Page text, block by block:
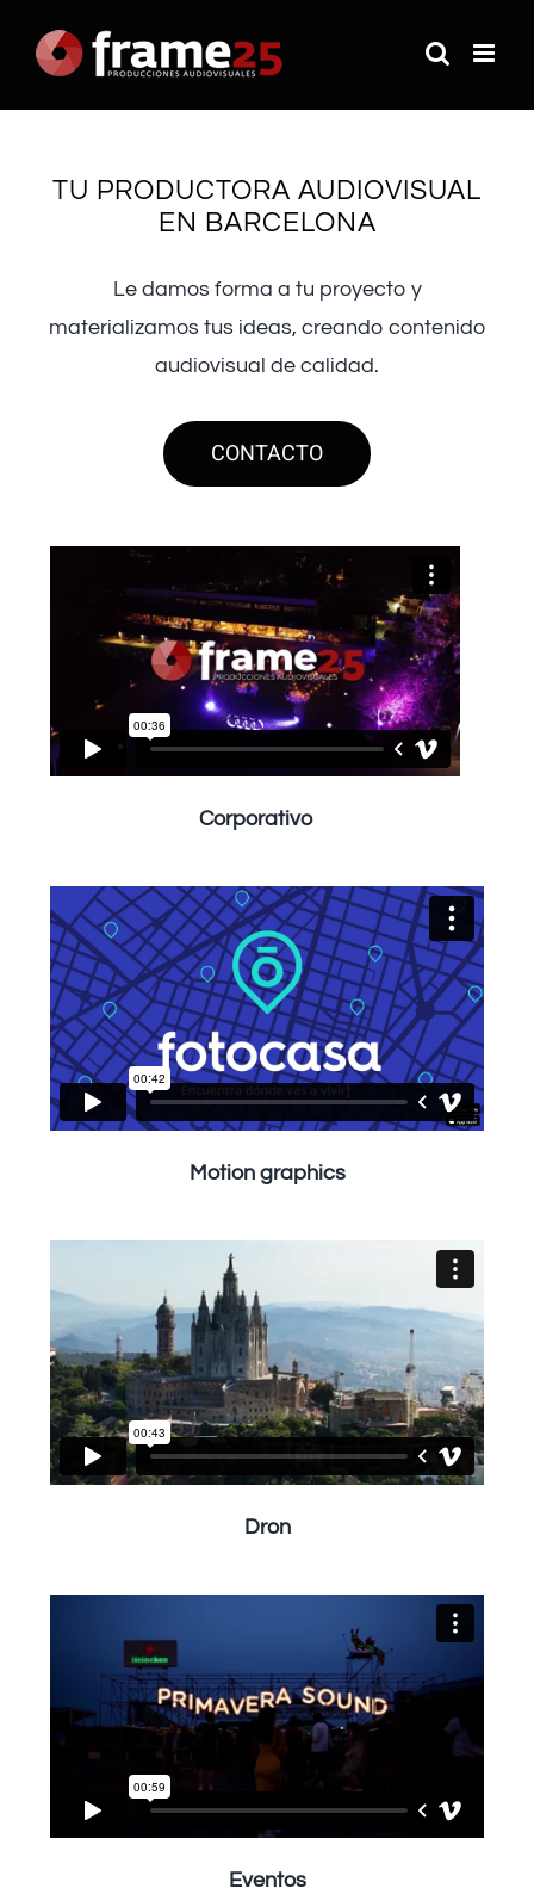
TU PRODUCTORA AUDIOVISUAL
EN BARCELONA
Le damos forma a tu proyecto y
materializamos tus ideas, creando contenido
audiovisual de calidad.
CONTACTO
Corporativo
Motion graphics
Dron
Eventos